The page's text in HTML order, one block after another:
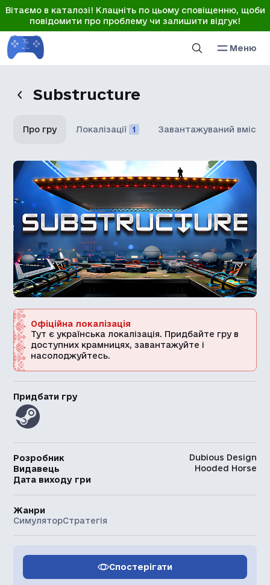
Вітаємо в каталозі! Клацніть по цьому сповіщенню, щоби
повідомити про проблему чи залишити відгук!
Меню
Substructure
Про гру Локалізації 1 Завантажуваний вміст
Офіційна локалізація
Тут є українська локалізація. Придбайте гру в
доступних крамницях, завантажуйте і
насолоджуйтесь.
Придбати гру
Розробник
Dubious Design
Видавець
Hooded Horse
Дата виходу гри
Жанри
СимуляторСтратегія
Спостерігати